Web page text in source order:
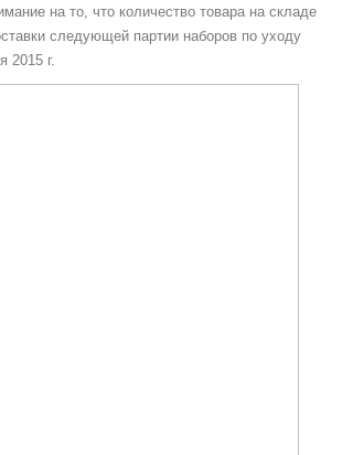
на то, что количество товара на складе
следующей партии наборов по уходу
2015 г.